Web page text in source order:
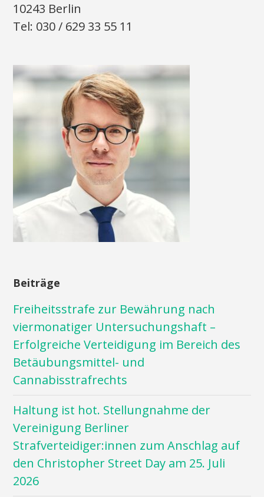
10243 Berlin
Tel: 030 / 629 33 55 11
Beiträge
Freiheitsstrafe zur Bewährung nach
viermonatiger Untersuchungshaft –
Erfolgreiche Verteidigung im Bereich des
Betäubungsmittel- und
Cannabisstrafrechts
Haltung ist hot. Stellungnahme der
Vereinigung Berliner
Strafverteidiger:innen zum Anschlag auf
den Christopher Street Day am 25. Juli
2026